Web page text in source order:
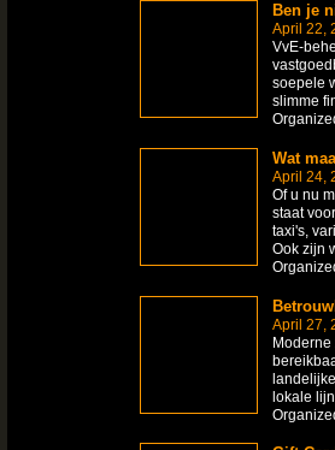
Ben je
April 22,
VvE-
soepele
slimme
Wat
April 24,
Of u nu
staat
taxi's,
Ook zijn
April 27,
lokale